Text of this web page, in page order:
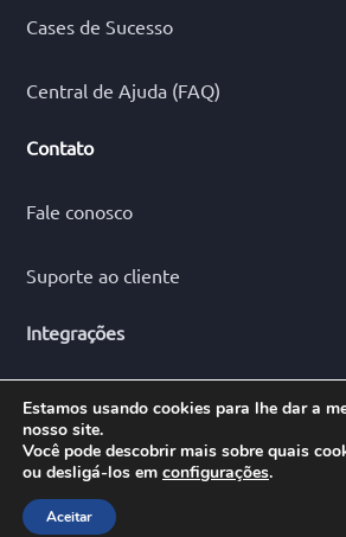
Cases de Sucesso
Central de Ajuda (FAQ)
Contato
Fale conosco
Suporte ao cliente
Integrações
@2024 Cobmais23.322.556/0001-08
reservados.
Políticas de Privacidade
Estamos usando cookies para lhe dar a
nosso site.
Você pode descobrir mais sobre quais
ou desligá-los em configurações.
Aceitar